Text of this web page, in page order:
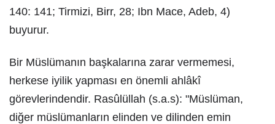
140: 141; Tirmizi, Birr, 28; Ibn Mace, Adeb, 4)
buyurur.
Bir Müslümanın başkalarına zarar vermemesi,
herkese iyilik yapması en önemli ahlâkî
görevlerindendir. Rasûlüllah (s.a.s): "Müslüman,
diğer müslümanların elinden ve dilinden emin